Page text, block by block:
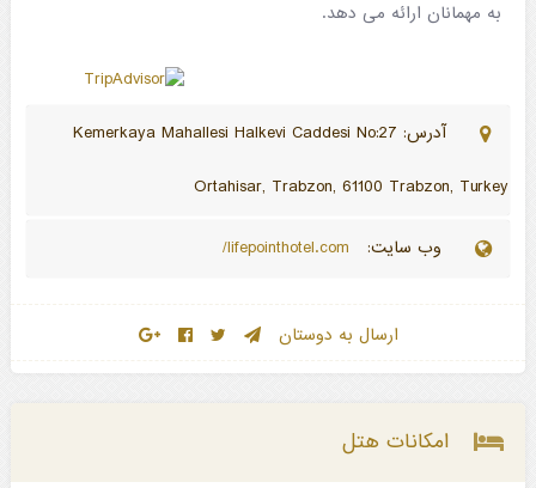
به مهمانان ارائه می دهد.
آدرس: Kemerkaya Mahallesi Halkevi Caddesi No:27
Ortahisar, Trabzon, 61100 Trabzon, Turkey
وب سایت:
ارسال به دوستان
امکانات هتل